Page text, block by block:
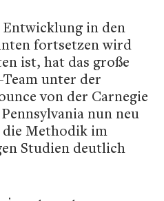
Entwicklung in den
fortsetzen wird
ist, hat das große
unter der
von der Carnegie
nun neu
die Methodik im
Studien deutlich